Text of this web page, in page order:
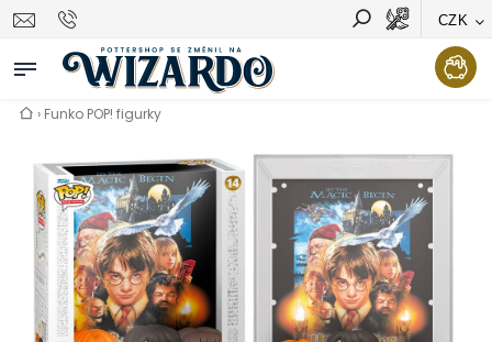
CZK
Vyhledávání Hledat
› Funko POP! figurky